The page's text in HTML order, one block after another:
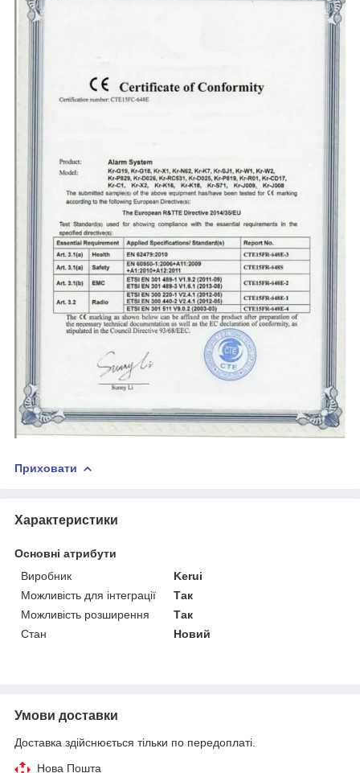
Приховати
Характеристики
Основні атрибути
Виробник
Kerui
Можливість для інтеграції
Так
Можливість розширення
Так
Стан
Новий
Умови доставки
Доставка здійснюється тільки по передоплаті.
Нова Пошта